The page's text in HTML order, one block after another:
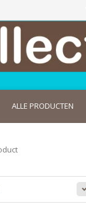
ALLE PRODUCTEN